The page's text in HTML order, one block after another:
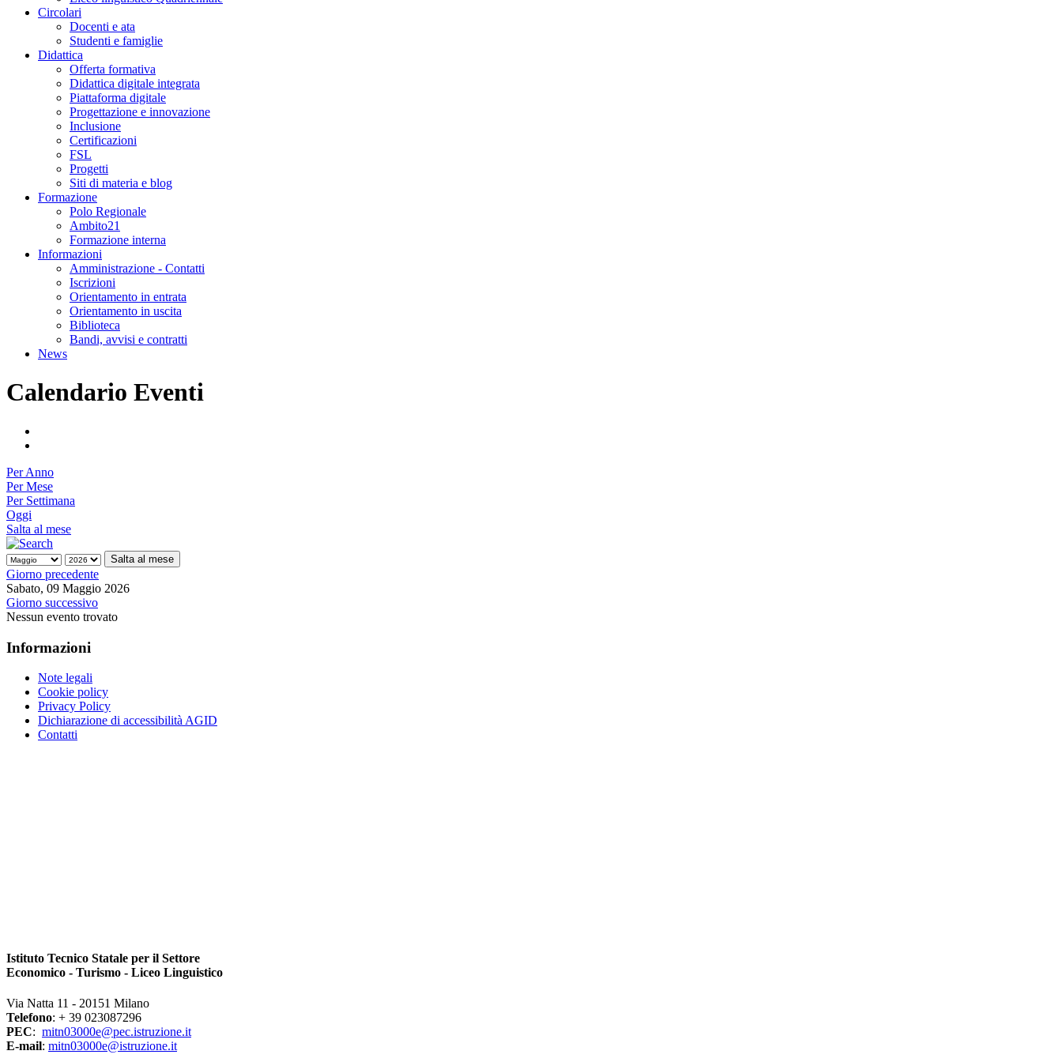
Circolari
Docenti e ata
Studenti e famiglie
Didattica
Offerta formativa
Didattica digitale integrata
Piattaforma digitale
Progettazione e innovazione
Inclusione
Certificazioni
FSL
Progetti
Siti di materia e blog
Formazione
Polo Regionale
Ambito21
Formazione interna
Informazioni
Amministrazione - Contatti
Iscrizioni
Orientamento in entrata
Orientamento in uscita
Biblioteca
Bandi, avvisi e contratti
News
Calendario Eventi
Per Anno
Per Mese
Per Settimana
Oggi
Salta al mese
Salta al mese
Giorno precedente
Sabato, 09 Maggio 2026
Giorno successivo
Nessun evento trovato
Informazioni
Note legali
Cookie policy
Privacy Policy
Dichiarazione di accessibilità AGID
Contatti
Istituto Tecnico Statale per il Settore
Economico - Turismo - Liceo Linguistico
Via Natta 11 - 20151 Milano
Telefono: + 39 023087296
PEC: mitn03000e@pec.istruzione.it
E-mail: mitn03000e@istruzione.it